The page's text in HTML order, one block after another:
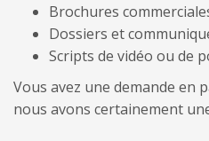
Brochures
Dossiers et
Scripts de vidéo ou de
Vous avez une demande en
nous avons certainement